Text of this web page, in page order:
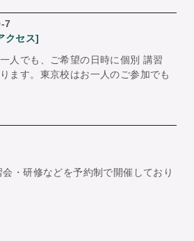
7
クセス]
人でも、ご希望の日時に個別 講習
ます。東京校はお一人のご参加でも
・研修などを予約制で開催しており